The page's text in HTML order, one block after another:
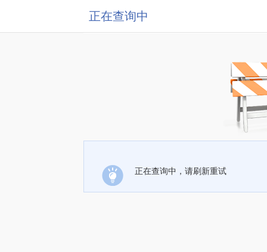
正在查询中
正在查询中，请刷新重试